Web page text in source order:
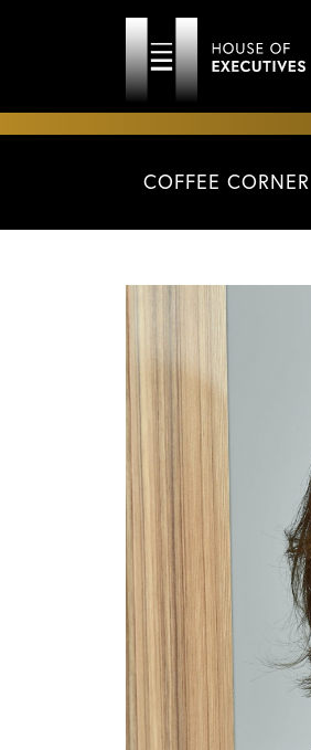
COFFEE CORNER